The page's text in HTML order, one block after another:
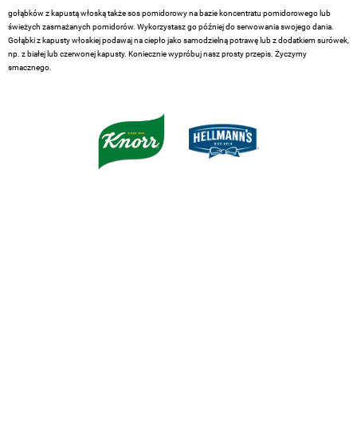
gołąbków z kapustą włoską także sos pomidorowy na bazie koncentratu pomidorowego lub
świeżych zasmażanych pomidorów. Wykorzystasz go później do serwowania swojego dania.
Gołąbki z kapusty włoskiej podawaj na ciepło jako samodzielną potrawę lub z dodatkiem surówek,
np. z białej lub czerwonej kapusty. Koniecznie wypróbuj nasz prosty przepis. Życzymy
smacznego.